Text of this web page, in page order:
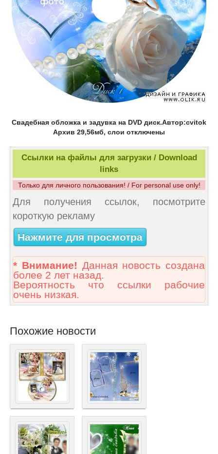
Свадебная обложка и задувка на DVD диск.Автор:cvitok
Архив 29,56мб, слои отключены
Ссылки на файлы для загрузки / Download
links
Только для личного пользования! / For personal use only!
Для получения ссылок, посмотрите
короткую рекламу
Нажмите для просмотра
* Внимание! Данная новость создана
более 2 лет назад.
Вероятность что ссылки рабочие
очень низкая.
Похожие новости